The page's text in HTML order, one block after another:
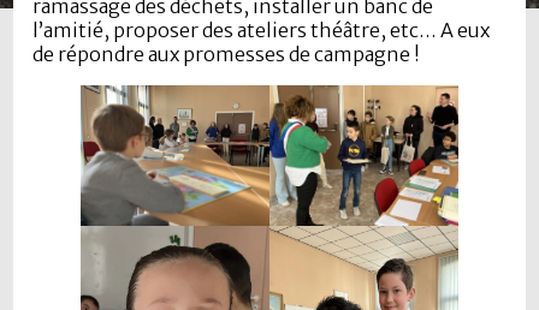
ramassage des déchets, installer un banc de
l’amitié, proposer des ateliers théâtre, etc… A eux
de répondre aux promesses de campagne !